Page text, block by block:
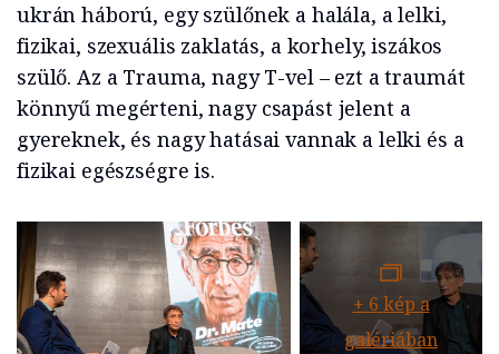
ukrán háború, egy szülőnek a halála, a lelki,
fizikai, szexuális zaklatás, a korhely, iszákos
szülő. Az a Trauma, nagy T-vel – ezt a traumát
könnyű megérteni, nagy csapást jelent a
gyereknek, és nagy hatásai vannak a lelki és a
fizikai egészségre is.
+ 6 kép a
galériában